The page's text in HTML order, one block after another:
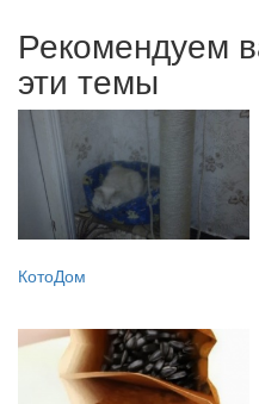
Рекомендуем
эти темы
КотоДом